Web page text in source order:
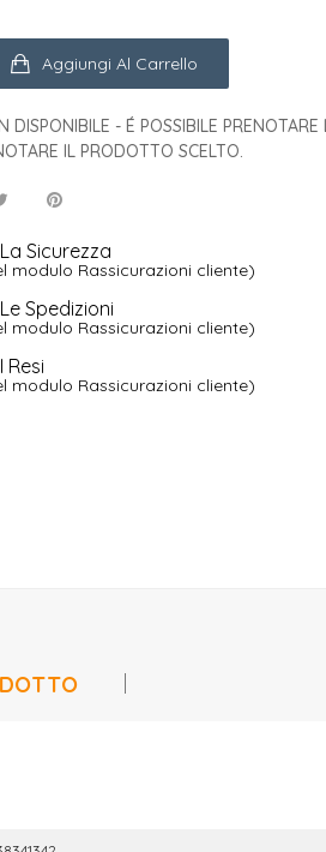
Aggiungi Al Carrello
DISPONIBILE - É POSSIBILE
IL PRODOTTO SCELTO.
Sicurezza
modulo Rassicurazioni cliente)
Spedizioni
modulo Rassicurazioni cliente)
Resi
modulo Rassicurazioni cliente)